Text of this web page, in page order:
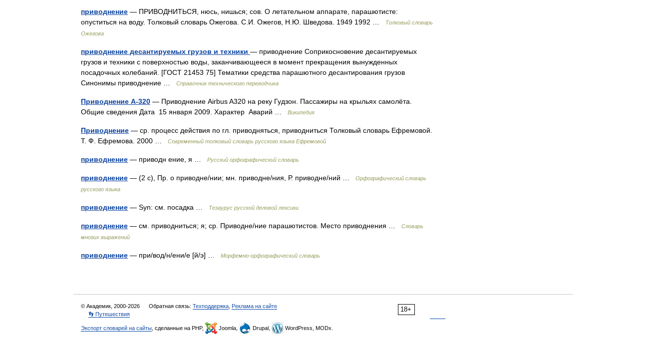
приводнение — ПРИВОДНИТЬСЯ, нюсь, нишься; сов. О летательном аппарате, парашютисте:
опуститься на воду. Толковый словарь Ожегова. С.И. Ожегов, Н.Ю. Шведова. 1949 1992 …
Толковый словарь
Ожегова
приводнение десантируемых грузов и техники — приводнение Соприкосновение десантируемых
грузов и техники с поверхностью воды, заканчивающееся в момент прекращения вынужденных
посадочных колебаний. [ГОСТ 21453 75] Тематики средства парашютного десантирования грузов
Синонимы приводнение …
Справочник технического переводчика
Приводнение A-320 — Приводнение Airbus A320 на реку Гудзон. Пассажиры на крыльях самолёта.
Общие сведения Дата 15 января 2009. Характер Аварий …
Википедия
Приводнение — ср. процесс действия по гл. приводняться, приводниться Толковый словарь Ефремовой.
Т. Ф. Ефремова. 2000 …
Современный толковый словарь русского языка Ефремовой
приводнение — приводн ение, я … Русский орфографический словарь
приводнение — (2 с), Пр. о приводне/нии; мн. приводне/ния, Р. приводне/ний …
Орфографический словарь
русского языка
приводнение — Syn: см. посадка … Тезаурус русской деловой лексики
приводнение — см. приводниться; я; ср. Приводне/ние парашютистов. Место приводнения …
Словарь
многих выражений
приводнение — при/вод/н/ени/е [й/э] … Морфемно-орфографический словарь
18+
© Академик, 2000-2026 Обратная связь: Техподдержка, Реклама на сайте
👣 Путешествия
Экспорт словарей на сайты, сделанные на PHP, Joomla, Drupal, WordPress, MODx.